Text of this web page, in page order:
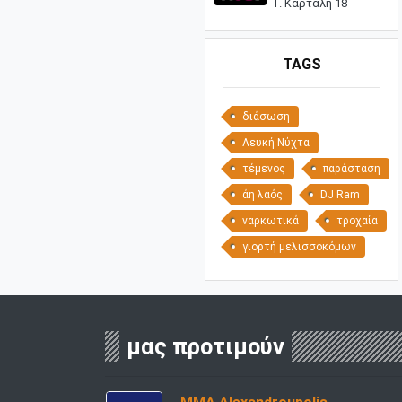
Γ. Καρτάλη 18
TAGS
διάσωση
Λευκή Νύχτα
τέμενος παράσταση
άη λαός DJ Ram
ναρκωτικά τροχαία
γιορτή μελισσοκόμων
μας προτιμούν